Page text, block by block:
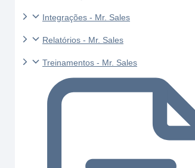
Integrações - Mr. Sales
Relatórios - Mr. Sales
Treinamentos - Mr. Sales